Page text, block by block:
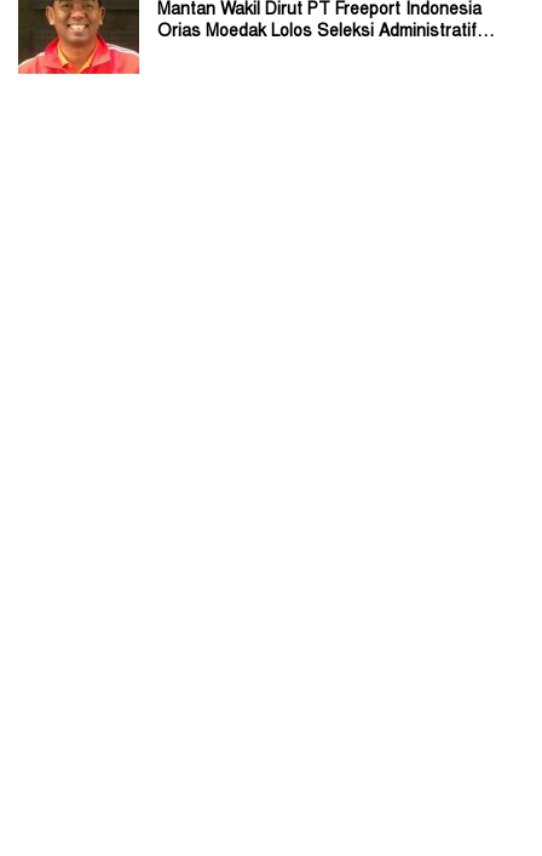
Mantan Wakil Dirut PT Freeport Indonesia
Orias Moedak Lolos Seleksi Administratif